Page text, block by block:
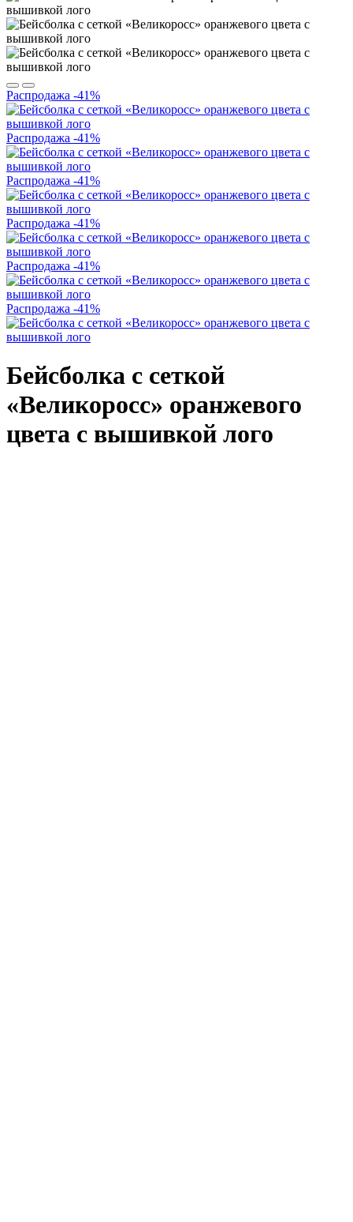
Распродажа -41%
Распродажа -41%
Распродажа -41%
Распродажа -41%
Распродажа -41%
Распродажа -41%
Бейсболка с сеткой
«Великоросс» оранжевого
цвета с вышивкой лого